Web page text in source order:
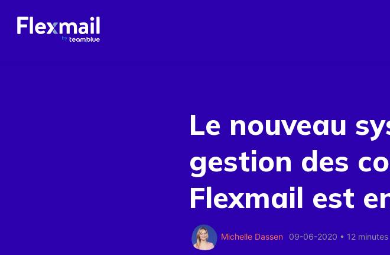
Le nouveau
gestion des
Flexmail est
Michelle Dassen 09-06-2020 • 12